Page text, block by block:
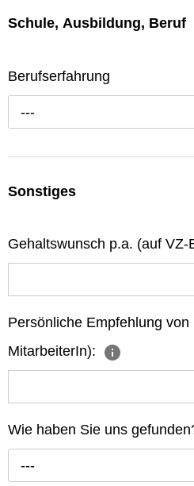
Schule, Ausbildung, Beruf
Berufserfahrung
---
Sonstiges
Gehaltswunsch p.a. (auf VZ-
Persönliche Empfehlung von
MitarbeiterIn):
Wie haben Sie uns
---